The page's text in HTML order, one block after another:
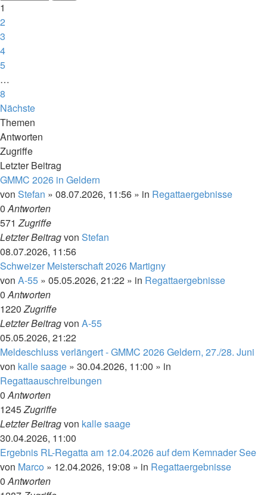
1
2
3
4
5
…
8
Nächste
Themen
Antworten
Zugriffe
Letzter Beitrag
GMMC 2026 in Geldern
von Stefan » 08.07.2026, 11:56 » in Regattaergebnisse
0Antworten
571Zugriffe
Letzter Beitragvon Stefan
08.07.2026, 11:56
Schweizer Meisterschaft 2026 Martigny
von A-55 » 05.05.2026, 21:22 » in Regattaergebnisse
0Antworten
1220Zugriffe
Letzter Beitragvon A-55
05.05.2026, 21:22
Meldeschluss verlängert - GMMC 2026 Geldern, 27./28. Juni
von kalle saage » 30.04.2026, 11:00 » in
Regattaauschreibungen
0Antworten
1245Zugriffe
Letzter Beitragvon kalle saage
30.04.2026, 11:00
Ergebnis RL-Regatta am 12.04.2026 auf dem Kemnader See
von Marco » 12.04.2026, 19:08 » in Regattaergebnisse
0Antworten